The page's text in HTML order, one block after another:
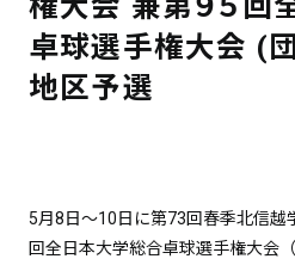
卓球選手権大会 (
地区予選
5月8日～10日に第73回春季北信越
回全日本大学総合卓球選手権大会